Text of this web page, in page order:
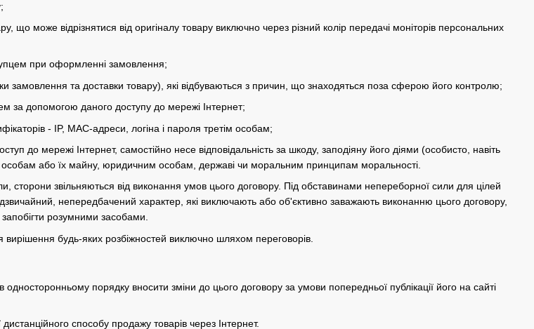
що може відрізнятися від оригіналу товару виключно через різний колір передачі моніторів персональних
при оформленні замовлення;
замовлення та доставки товару), які відбуваються з причин, що знаходяться поза сферою його контролю;
за допомогою даного доступу до мережі Інтернет;
- IP, MAC-адреси, логіна і пароля третім особам;
до мережі Інтернет, самостійно несе відповідальність за шкоду, заподіяну його діями (особисто, навіть
особам або їх майну, юридичним особам, державі чи моральним принципам моральності.
сторони звільняються від виконання умов цього договору. Під обставинами непереборної сили для цілей
непередбачений характер, які виключають або об'єктивно заважають виконанню цього договору,
розумними засобами.
будь-яких розбіжностей виключно шляхом переговорів.
порядку вносити зміни до цього договору за умови попередньої публікації його на сайті
способу продажу товарів через Інтернет.